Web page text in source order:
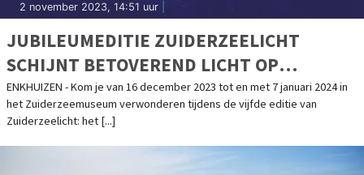
2 november 2023, 14:51 uur
JUBILEUMEDITIE ZUIDERZEELICHT
SCHIJNT BETOVEREND LICHT OP
VOLENDAM
ENKHUIZEN - Kom je van 16 december 2023 tot en met 7 januari 2024 in
het Zuiderzeemuseum verwonderen tijdens de vijfde editie van
Zuiderzeelicht: het [...]